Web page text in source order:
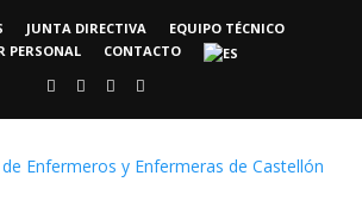
JUNTA DIRECTIVA
EQUIPO TÉCNICO
PERSONAL
CONTACTO